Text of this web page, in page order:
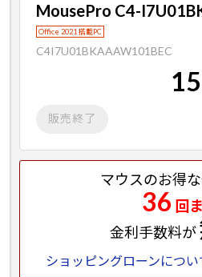
MousePro C4-
Office 2021 搭載PC
C4I7U01BKAAAW101BEC
販売終了
マウスのお得
36 回
金利手数料が
ショッピングローンにつ